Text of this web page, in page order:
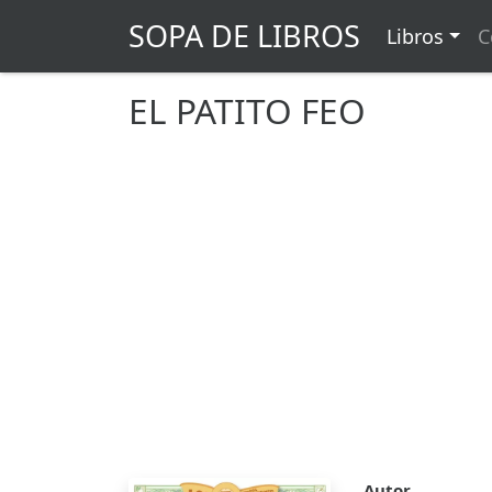
SOPA DE LIBROS Libros
EL PATITO FEO